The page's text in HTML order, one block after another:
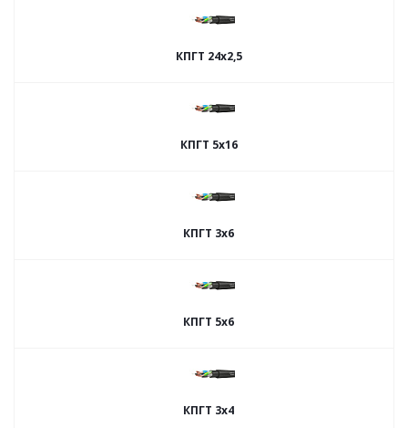
КПГТ 24х2,5
КПГТ 5х16
КПГТ 3х6
КПГТ 5х6
КПГТ 3х4